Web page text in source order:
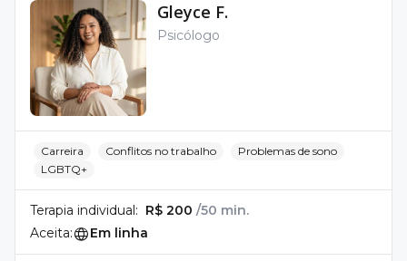
Gleyce F.
Psicólogo
Carreira Conflitos no trabalho
Problemas de sono
LGBTQ+
Terapia individual: R$ 200 /50 min.
Aceita:
Em linha